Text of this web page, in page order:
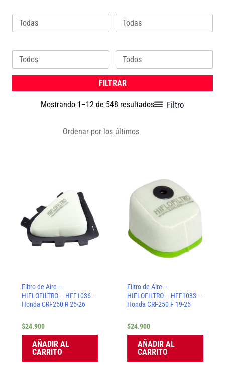
FILTRAR
Mostrando 1–12 de 548 resultados Filtro
Filtro de Aire –
HIFLOFILTRO – HFF1036 –
Honda CRF250 R 25-26
$24.900
AÑADIR AL
CARRITO
Filtro de Aire –
HIFLOFILTRO – HFF1033 –
Honda CRF250 F 19-25
$24.900
AÑADIR AL
CARRITO